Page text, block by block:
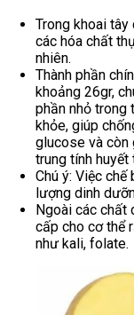
Trong khoai
các hóa chất
nhiên.
Thành phần
khoảng 26gr,
phần nhỏ trong
khỏe, giúp
glucose và còn
trung tính
Chú ý: Việc
lượng dinh
Ngoài các chất
cấp cho cơ thể
như kali, folate.